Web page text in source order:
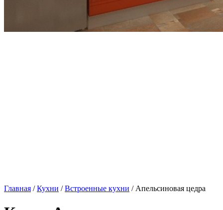
Главная /Кухни /Встроенные кухни / Апельсиновая цедра